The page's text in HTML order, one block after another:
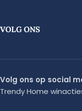
VOLG ONS
Volg ons op social
Trendy Home